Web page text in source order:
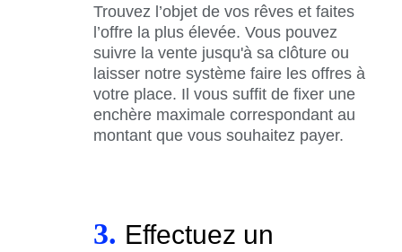
Trouvez l’objet de vos rêves et faites
l’offre la plus élevée. Vous pouvez
suivre la vente jusqu'à sa clôture ou
laisser notre système faire les offres à
votre place. Il vous suffit de fixer une
enchère maximale correspondant au
montant que vous souhaitez payer.
3. Effectuez un